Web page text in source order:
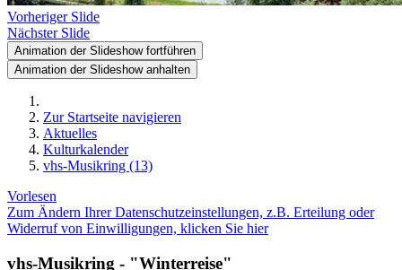
Vorheriger Slide
Nächster Slide
Animation der Slideshow fortführen
Animation der Slideshow anhalten
Zur Startseite navigieren
Aktuelles
Kulturkalender
vhs-Musikring (13)
Vorlesen
Zum Ändern Ihrer Datenschutzeinstellungen, z.B. Erteilung oder
Widerruf von Einwilligungen, klicken Sie hier
vhs-Musikring - "Winterreise"